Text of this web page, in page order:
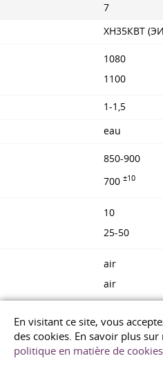
En visitant ce site, vous
des cookies. En savoir plus sur
politique en matière de cookies
7
ХН35КВТ
1080
1100
1-1,5
eau
850-900
700 ±10
10
25-50
air
air
35